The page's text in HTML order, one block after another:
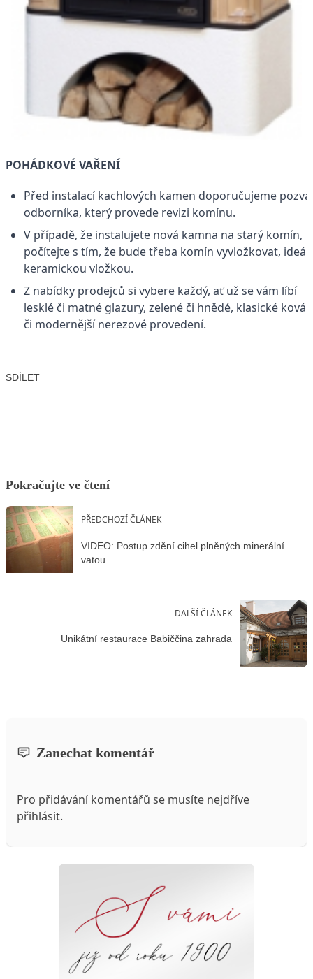
POHÁDKOVÉ VAŘENÍ
Před instalací kachlových kamen doporučujeme
odborníka, který provede revizi komínu.
V případě, že instalujete nová kamna na starý komín,
počítejte s tím, že bude třeba komín vyvložkovat,
keramickou vložkou.
Z nabídky prodejců si vybere každý, ať už se vám líbí
lesklé či matné glazury, zelené či hnědé, klasické
či modernější nerezové provedení.
SDÍLET
Pokračujte ve čtení
PŘEDCHOZÍ ČLÁNEK
VIDEO: Postup zdění cihel plněných minerální
vatou
DALŠÍ ČLÁNEK
Unikátní restaurace Babiččina zahrada
Zanechat komentář
Pro přidávání komentářů se musíte nejdříve
přihlásit.